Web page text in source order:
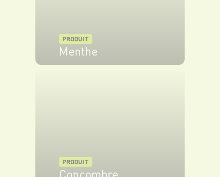
PRODUIT
Menthe
PRODUIT
Concombre